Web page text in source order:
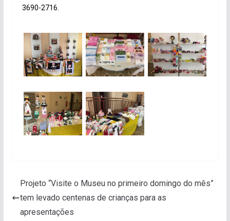
3690-2716.
Projeto “Visite o Museu no primeiro domingo do mês”
tem levado centenas de crianças para as
apresentações